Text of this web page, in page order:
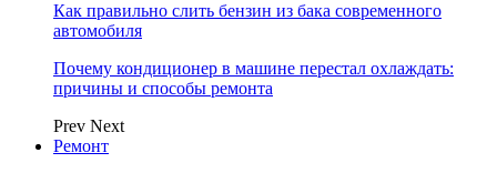
Как правильно слить бензин из бака современного
автомобиля
Почему кондиционер в машине перестал охлаждать:
причины и способы ремонта
Prev Next
Ремонт